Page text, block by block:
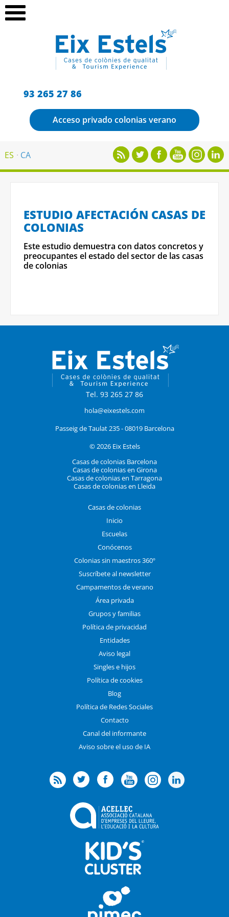
93 265 27 86
Acceso privado colonias verano
ES CA
ESTUDIO AFECTACIÓN CASAS DE
COLONIAS
Este estudio demuestra con datos concretos y
preocupantes el estado del sector de las casas
de colonias
Tel. 93 265 27 86
hola@eixestels.com
Passeig de Taulat 235 - 08019 Barcelona
© 2026 Eix Estels
Casas de colonias Barcelona
Casas de colonias en Girona
Casas de colonias en Tarragona
Casas de colonias en Lleida
Casas de colonias
Inicio
Escuelas
Conócenos
Colonias sin maestros 360º
Suscríbete al newsletter
Campamentos de verano
Área privada
Grupos y familias
Política de privacidad
Entidades
Aviso legal
Singles e hijos
Política de cookies
Blog
Política de Redes Sociales
Contacto
Canal del informante
Aviso sobre el uso de IA